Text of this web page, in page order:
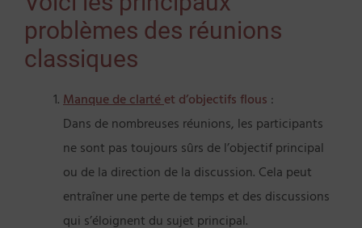
problèmes des réunions
classiques
Manque de clartéet d’objectifs flous :
Dans de nombreuses réunions, les participants
ne sont pas toujours sûrs de l’objectif principal
ou de la direction de la discussion. Cela peut
entraîner une perte de temps et des discussions
qui s’éloignent du sujet principal.